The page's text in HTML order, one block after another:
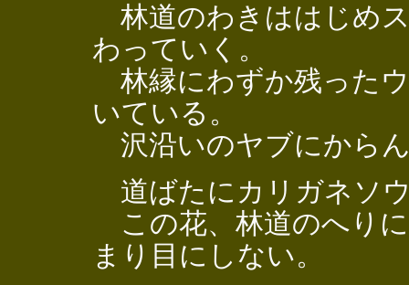
林道のわきははじめ
わっていく。
林縁にわずか残った
いている。
沢沿いのヤブにから
道ばたにカリガネソ
この花、林道のへり
まり目にしない。